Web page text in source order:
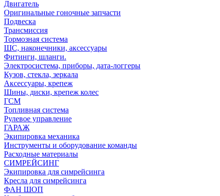
Двигатель
Оригинальные гоночные запчасти
Подвеска
Трансмиссия
Тормозная система
ШС, наконечники, аксессуары
Фитинги, шланги.
Электросистема, приборы, дата-логгеры
Кузов, стекла, зеркала
Аксессуары, крепеж
Шины, диски, крепеж колес
ГСМ
Топливная система
Рулевое управление
ГАРАЖ
Экипировка механика
Инструменты и оборудование команды
Расходные материалы
СИМРЕЙСИНГ
Экипировка для симрейсинга
Кресла для симрейсинга
ФАН ШОП